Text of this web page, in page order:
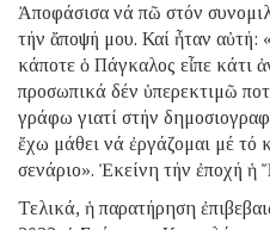
Ἀποφάσισα νά πῶ στόν
τήν ἄποψή μου. Καί ἦταν
κάποτε ὁ Πάγκαλος εἶπε κάτι
προσωπικά δέν ὑπερεκτιμῶ
γράφω γιατί στήν
ἔχω μάθει νά ἐργάζομαι μέ τό
σενάριο». Ἐκείνη τήν ἐποχή ἡ
Τελικά, ἡ παρατήρηση